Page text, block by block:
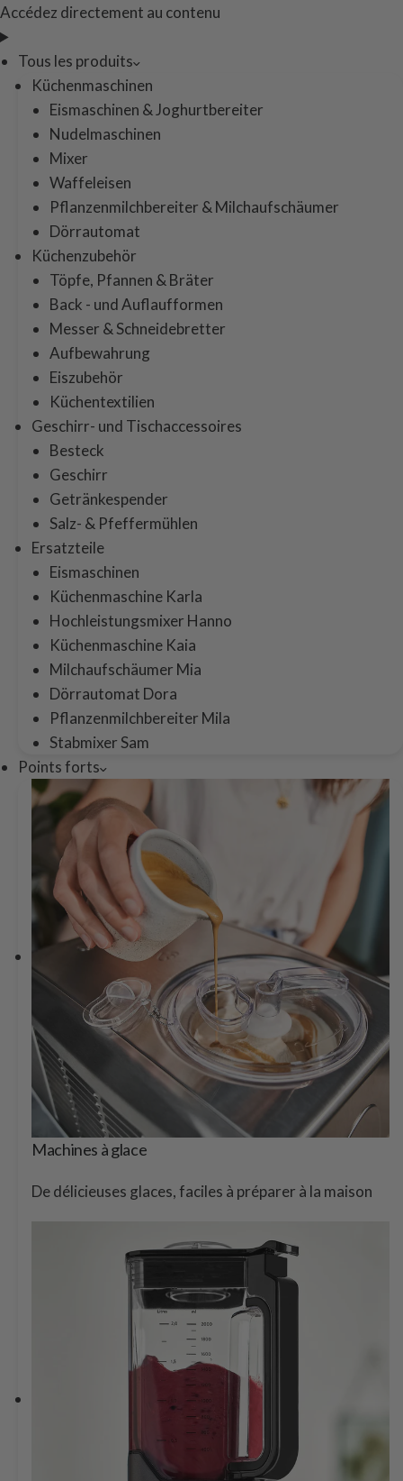
Accédez directement au contenu
Tous les produits
Küchenmaschinen
Eismaschinen & Joghurtbereiter
Nudelmaschinen
Mixer
Waffeleisen
Pflanzenmilchbereiter & Milchaufschäumer
Dörrautomat
Küchenzubehör
Töpfe, Pfannen & Bräter
Back - und Auflaufformen
Messer & Schneidebretter
Aufbewahrung
Eiszubehör
Küchentextilien
Geschirr- und Tischaccessoires
Besteck
Geschirr
Getränkespender
Salz- & Pfeffermühlen
Ersatzteile
Eismaschinen
Küchenmaschine Karla
Hochleistungsmixer Hanno
Küchenmaschine Kaia
Milchaufschäumer Mia
Dörrautomat Dora
Pflanzenmilchbereiter Mila
Stabmixer Sam
Points forts
Machines à glace
De délicieuses glaces, faciles à préparer à la maison